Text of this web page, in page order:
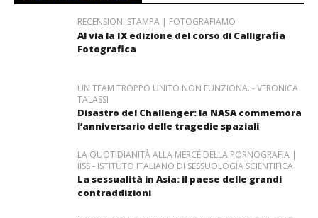
RECENSIONI STAMPA | FOTOGRAFIAMO
Al via la IX edizione del corso di Calligrafia
Fotografica
UN TEAM TROPPO UNITO NON FUNZIONA. - VERONICA
TALASSI
Disastro del Challenger: la NASA commemora
l’anniversario delle tragedie spaziali
LA QUOTIDIANITÀ ALLA MERCÉ DELLA PORNOGRAFIA |
IISS - ISTITUTO ITALIANO DI SESSUOLOGIA SCIENTIFICA
La sessualità in Asia: il paese delle grandi
contraddizioni